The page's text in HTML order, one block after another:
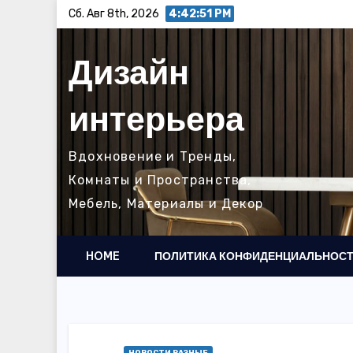
содержимому
Сб. Авг 8th, 2026 4:42:52 PM
Дизайн
интерьера
Вдохновение и Тренды,
Комнаты и Пространства,
Мебель, Материалы и Декор
HOME ПОЛИТИКА